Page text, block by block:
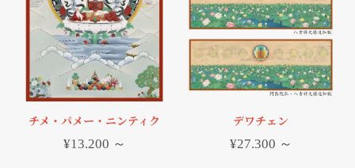
チメ・パメー・ニンティク
¥13.200 ～
デワチェン
¥27.300 ～